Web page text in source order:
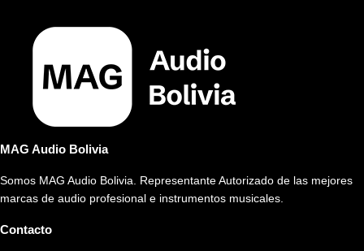
MAG Audio Bolivia
Somos MAG Audio Bolivia. Representante Autorizado de las mejores
marcas de audio profesional e instrumentos musicales.
Contacto